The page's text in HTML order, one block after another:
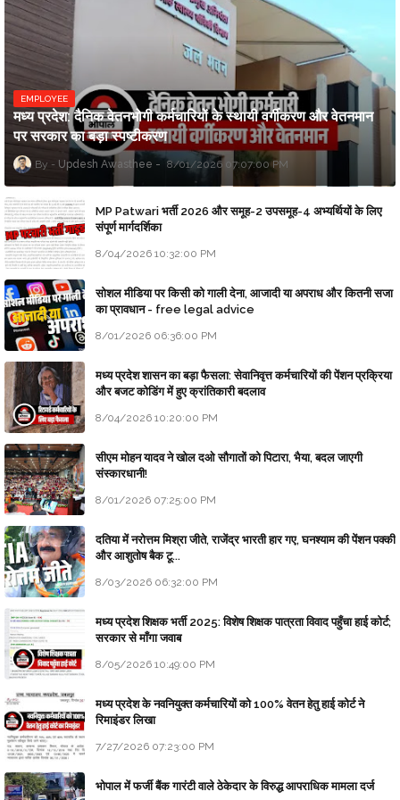
EMPLOYEE
मध्य प्रदेश: दैनिक वेतनभोगी कर्मचारियों के स्थायी वर्गीकरण और वेतनमान
पर सरकार का बड़ा स्पष्टीकरण
Updesh Awasthee 8/01/2026 07:07:00 PM
MP Patwari भर्ती 2026 और समूह-2 उपसमूह-4 अभ्यर्थियों के लिए
संपूर्ण मार्गदर्शिका
8/04/2026 10:32:00 PM
सोशल मीडिया पर किसी को गाली देना, आजादी या अपराध और कितनी सजा
का प्रावधान - free legal advice
8/01/2026 06:36:00 PM
मध्य प्रदेश शासन का बड़ा फैसला: सेवानिवृत्त कर्मचारियों की पेंशन प्रक्रिया
और बजट कोडिंग में हुए क्रांतिकारी बदलाव
8/04/2026 10:20:00 PM
सीएम मोहन यादव ने खोल दओ सौगातों को पिटारा, भैया, बदल जाएगी
संस्कारधानी!
8/01/2026 07:25:00 PM
दतिया में नरोत्तम मिश्रा जीते, राजेंद्र भारती हार गए, घनश्याम की पेंशन पक्की
और आशुतोष बैक टू...
8/03/2026 06:32:00 PM
मध्य प्रदेश शिक्षक भर्ती 2025: विशेष शिक्षक पात्रता विवाद पहुँचा हाई कोर्ट;
सरकार से माँगा जवाब
8/05/2026 10:49:00 PM
मध्य प्रदेश के नवनियुक्त कर्मचारियों को 100% वेतन हेतु हाई कोर्ट ने
रिमाइंडर लिखा
7/27/2026 07:23:00 PM
भोपाल में फर्जी बैंक गारंटी वाले ठेकेदार के विरुद्ध आपराधिक मामला दर्ज